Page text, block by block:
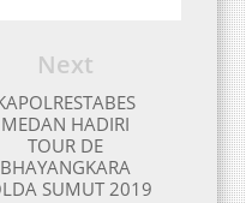
Next
MEDAN HADIRI
TOUR DE
BHAYANGKARA
SUMUT 2019